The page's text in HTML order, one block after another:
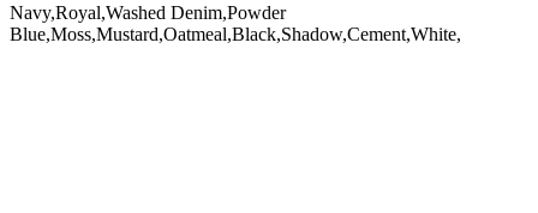
Navy,Royal,Washed Denim,Powder
Blue,Moss,Mustard,Oatmeal,Black,Shadow,Cement,White,